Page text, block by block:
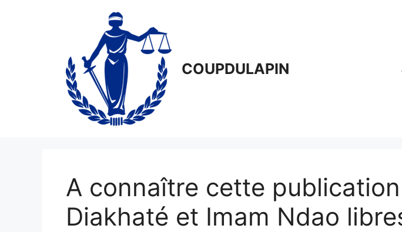
COUPDULAPIN
A connaître cette
Diakhaté et Imam Ndao